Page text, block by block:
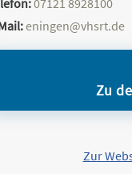
07121 8928100
eningen@vhsrt.de
Zu
Zur